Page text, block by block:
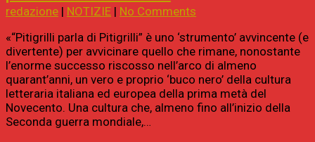
redazione | NOTIZIE | No Comments
«“Pitigrilli parla di Pitigrilli” è uno ‘strumento’ avvincente (e
divertente) per avvicinare quello che rimane, nonostante
l’enorme successo riscosso nell’arco di almeno
quarant’anni, un vero e proprio ‘buco nero’ della cultura
letteraria italiana ed europea della prima metà del
Novecento. Una cultura che, almeno fino all’inizio della
Seconda guerra mondiale,…